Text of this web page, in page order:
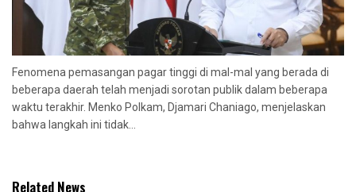
Fenomena pemasangan pagar tinggi di mal-mal yang berada di
beberapa daerah telah menjadi sorotan publik dalam beberapa
waktu terakhir. Menko Polkam, Djamari Chaniago, menjelaskan
bahwa langkah ini tidak...
Related News